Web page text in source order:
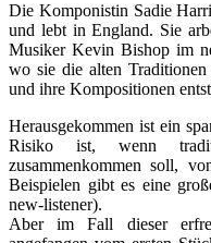
Die Komponistin Sadie
und lebt in England. Sie
Musiker Kevin Bishop im
wo sie die alten
und ihre Kompositionen
Herausgekommen ist ein
Risiko ist, wenn
zusammenkommen soll,
Beispielen gibt es eine
new-listener).
Aber im Fall dieser